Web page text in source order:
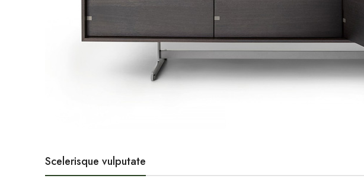
Scelerisque vulputate